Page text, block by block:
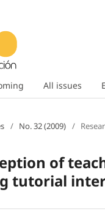
All issues
/ No. 32 (2009) /
of
tutorial